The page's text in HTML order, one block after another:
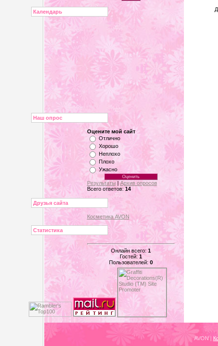
Календарь
Наш опрос
Оцените мой сайт
Отлично
Хорошо
Неплохо
Плохо
Ужасно
Результаты |Архив опросов
Всего ответов: 14
Друзья сайта
Косметика AVON
Статистика
Онлайн всего: 1
Гостей: 1
Пользователей: 0
AVON|